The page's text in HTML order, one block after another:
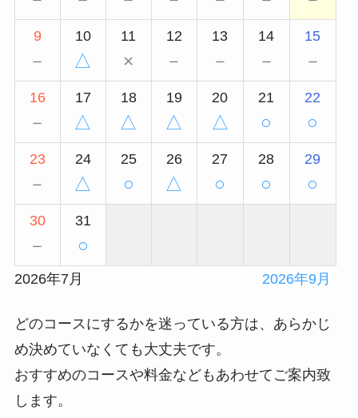
9
－
10
△
11
×
12
－
13
－
14
－
15
－
16
－
17
△
18
△
19
△
20
△
21
○
22
○
23
－
24
△
25
○
26
△
27
○
28
○
29
○
30
－
31
○
2026年7月 2026年9月
どのコースにするかを迷っている方は、あらかじ
め決めていなくても大丈夫です。
おすすめのコースや料金などもあわせてご案内致
します。